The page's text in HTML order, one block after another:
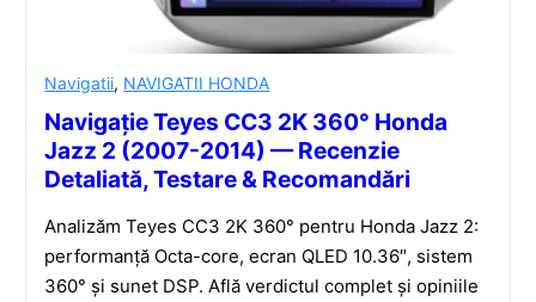
Navigatii, NAVIGATII HONDA
Navigație Teyes CC3 2K 360° Honda
Jazz 2 (2007-2014) — Recenzie
Detaliată, Testare & Recomandări
Analizăm Teyes CC3 2K 360° pentru Honda Jazz 2:
performanță Octa-core, ecran QLED 10.36″, sistem
360° și sunet DSP. Află verdictul complet și opiniile